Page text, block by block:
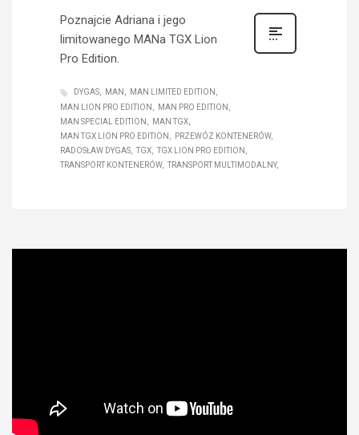
Poznajcie Adriana i jego
limitowanego MANa TGX Lion
Pro Edition.
DYGAS MAN
MAN LIMITED EDITION
MAN LION PRO EDITION
MAN PRO EDITION
MAN SPECIAL EDITION
MAN TGX
MAN TGX LION PRO EDITION
PRZEWÓZ KONTENERÓW
RADOSŁAW DYGAS
TGX
TGX LION PRO EDITION
TRANSPORT KONTENERÓW
TRANSPORT MULTIMODALNY